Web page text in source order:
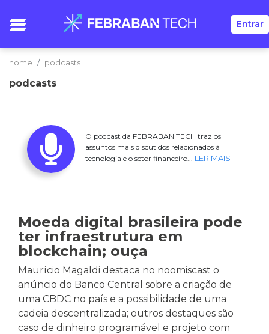
Entrar
home podcasts
podcasts
O podcast da FEBRABAN TECH traz os
assuntos mais discutidos relacionados à
tecnologia e o setor financeiro... LER MAIS
Moeda digital brasileira pode
ter infraestrutura em
blockchain; ouça
Maurício Magaldi destaca no noomiscast o
anúncio do Banco Central sobre a criação de
uma CBDC no país e a possibilidade de uma
cadeia descentralizada; outros destaques são
caso de dinheiro programável e projeto com